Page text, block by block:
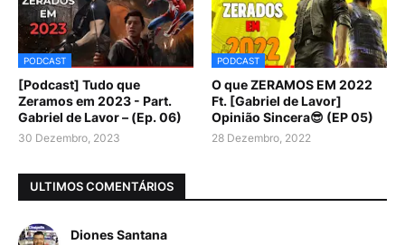
PODCAST
[Podcast] Tudo que
Zeramos em 2023 - Part.
Gabriel de Lavor – (Ep. 06)
30 Dezembro, 2023
PODCAST
O que ZERAMOS EM 2022
Ft. [Gabriel de Lavor]
Opinião Sincera😎 (EP 05)
28 Dezembro, 2022
ULTIMOS COMENTÁRIOS
Diones Santana